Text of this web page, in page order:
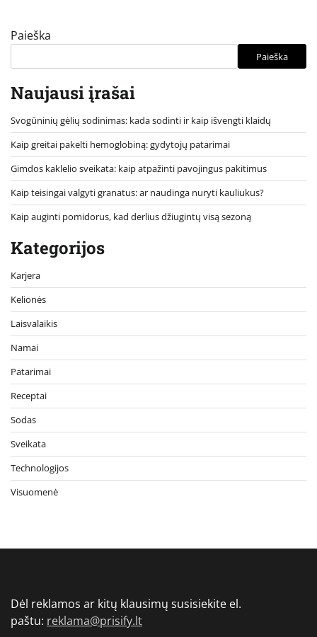
Paieška
Paieška
Naujausi įrašai
Svogūninių gėlių sodinimas: kada sodinti ir kaip išvengti klaidų
Kaip greitai pakelti hemoglobiną: gydytojų patarimai
Gimdos kaklelio sveikata: kaip atpažinti pavojingus pakitimus
Kaip teisingai valgyti granatus: ar naudinga nuryti kauliukus?
Kaip auginti pomidorus, kad derlius džiugintų visą sezoną
Kategorijos
Karjera
Kelionės
Laisvalaikis
Namai
Patarimai
Receptai
Sodas
Sveikata
Technologijos
Visuomenė
Dėl reklamos ar kitų klausimų susisiekite el.
paštu: reklama@prisify.lt